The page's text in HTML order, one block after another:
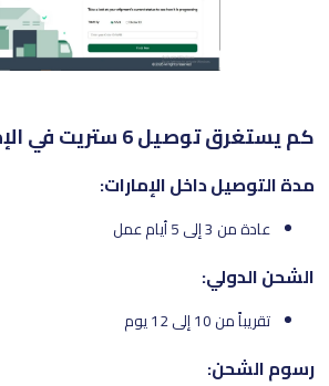
كم يستغرق توصيل 6 ستريت في الإمارات؟
مدة التوصيل داخل الإمارات:
عادة من 3 إلى 5 أيام عمل
الشحن الدولي:
تقريباً من 10 إلى 12 يوم
رسوم الشحن: